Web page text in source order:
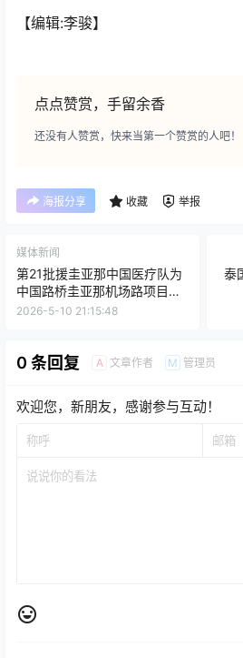
【编辑:李骏】
点点赞赏，手留余香
还没有人赞赏，快来当第一个赞赏的人吧！
海报分享 收藏 举报
媒体新闻
第21批援圭亚那中国医疗队为
中国路桥圭亚那机场路项目开
展爱心义诊
2026-5-10 21:15:48
泰
0 条回复 A 文章作者 M 管理员
欢迎您，新朋友，感谢参与互动！